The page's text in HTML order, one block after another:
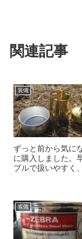
関連記事
装備
ずっと前から気に
に購入しました。
プルで扱いやすく
装備